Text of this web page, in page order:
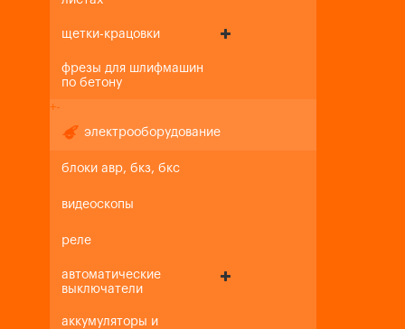
щетки-крацовки
фрезы для шлифмашин
по бетону
+-
электрооборудование
блоки авр, бкз, бкс
видеоскопы
реле
автоматические
выключатели
аккумуляторы и